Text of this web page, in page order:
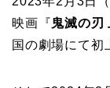
映画 『鬼滅の刃
国の劇場にて初